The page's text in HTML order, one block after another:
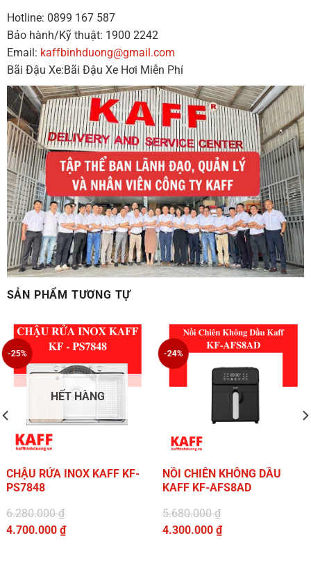
Hotline: 0899 167 587
Bảo hành/Kỹ thuật: 1900 2242
Email: kaffbinhduong@gmail.com
Bãi Đậu Xe:Bãi Đậu Xe Hơi Miễn Phí
SẢN PHẨM TƯƠNG TỰ
-25%
HẾT HÀNG
CHẬU RỬA INOX KAFF KF-
PS7848
6.280.000₫
Giá
4.700.000₫
-24%
NỒI CHIÊN KHÔNG DẦU
KAFF KF-AFS8AD
5.680.000₫
Giá
4.300.000 ₫